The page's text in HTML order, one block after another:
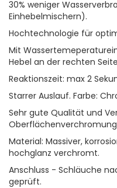
30% weniger
Einhebelmischern).
Hochtechnologie für
Mit
Hebel an der rechten
Reaktionszeit: max 2
Starrer Auslauf. Farbe:
Sehr gute Qualität und
Material: Massiver,
hochglanz verchromt.
Anschluss - Schläuche
geprüft.